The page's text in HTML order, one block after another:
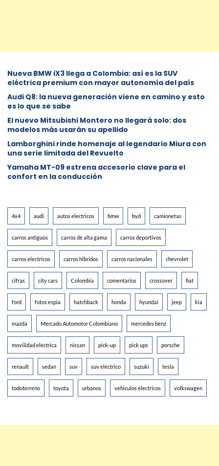
Nueva BMW iX3 llega a Colombia: así es la SUV
eléctrica premium con mayor autonomía del país
Audi Q8: la nueva generación viene en camino y esto
es lo que se sabe
⁠El nuevo Mitsubishi Montero no llegará solo: dos
modelos más usarán su apellido
Lamborghini rinde homenaje al legendario Miura con
una serie limitada del Revuelto
Yamaha MT-09 estrena accesorio clave para el
confort en la conducción
4x4 audi autos electricos bmw byd camionetas
carros antiguos carros de alta gama carros deportivos
carros electricos carros hibridos carros nacionales chevrolet
cifras city cars Colombia comentarios crossover fiat
ford fotos espia hatchback honda hyundai jeep kia
mazda Mercado Automotor Colombiano mercedes benz
movilidad electrica nissan pick-up pick ups porsche
renault sedan suv suv electrico suzuki tesla
todoterreno toyota urbanos vehiculos electricos volkswagen